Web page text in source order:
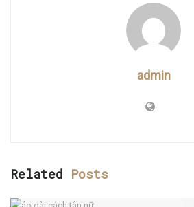
admin
Related Posts